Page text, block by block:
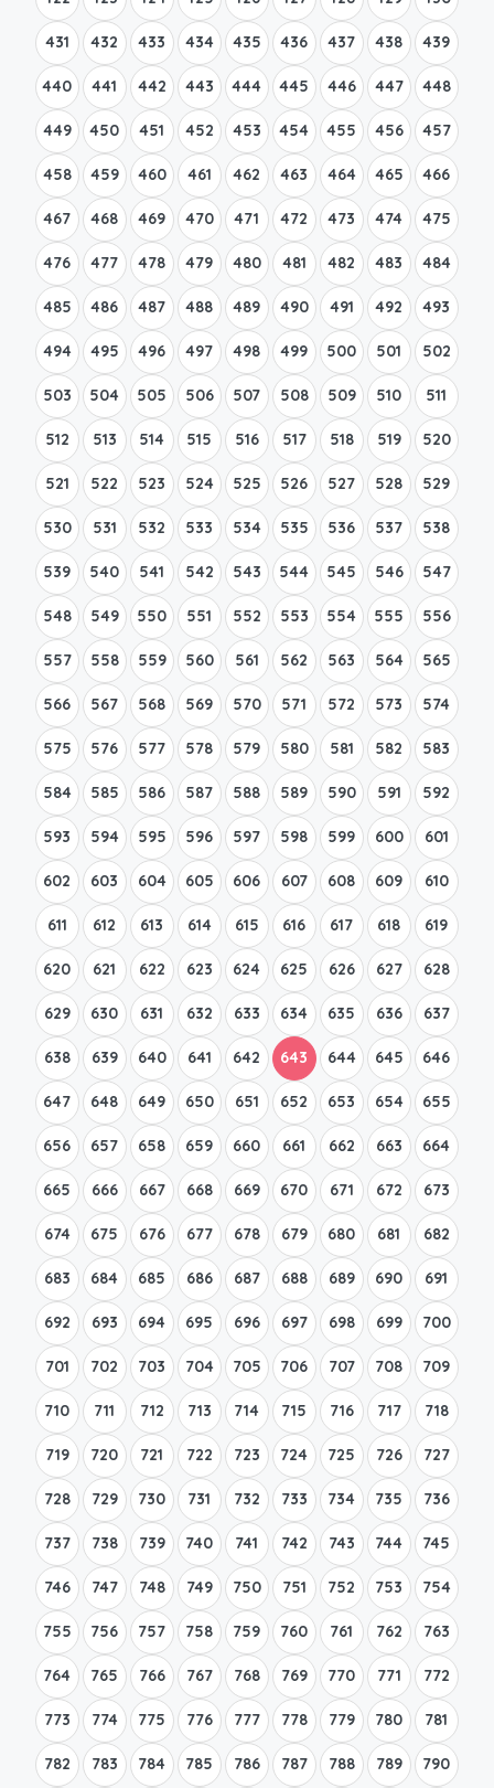
431 432 433 434 435 436 437 438 439
440 441 442 443 444 445 446 447 448
449 450 451 452 453 454 455 456 457
458 459 460 461 462 463 464 465 466
467 468 469 470 471 472 473 474 475
476 477 478 479 480 481 482 483 484
485 486 487 488 489 490 491 492 493
494 495 496 497 498 499 500 501 502
503 504 505 506 507 508 509 510 511
512 513 514 515 516 517 518 519 520
521 522 523 524 525 526 527 528 529
530 531 532 533 534 535 536 537 538
539 540 541 542 543 544 545 546 547
548 549 550 551 552 553 554 555 556
557 558 559 560 561 562 563 564 565
566 567 568 569 570 571 572 573 574
575 576 577 578 579 580 581 582 583
584 585 586 587 588 589 590 591 592
593 594 595 596 597 598 599 600 601
602 603 604 605 606 607 608 609 610
611 612 613 614 615 616 617 618 619
620 621 622 623 624 625 626 627 628
629 630 631 632 633 634 635 636 637
638 639 640 641 642 643 644 645 646
647 648 649 650 651 652 653 654 655
656 657 658 659 660 661 662 663 664
665 666 667 668 669 670 671 672 673
674 675 676 677 678 679 680 681 682
683 684 685 686 687 688 689 690 691
692 693 694 695 696 697 698 699 700
701 702 703 704 705 706 707 708 709
710 711 712 713 714 715 716 717 718
719 720 721 722 723 724 725 726 727
728 729 730 731 732 733 734 735 736
737 738 739 740 741 742 743 744 745
746 747 748 749 750 751 752 753 754
755 756 757 758 759 760 761 762 763
764 765 766 767 768 769 770 771 772
773 774 775 776 777 778 779 780 781
782 783 784 785 786 787 788 789 790